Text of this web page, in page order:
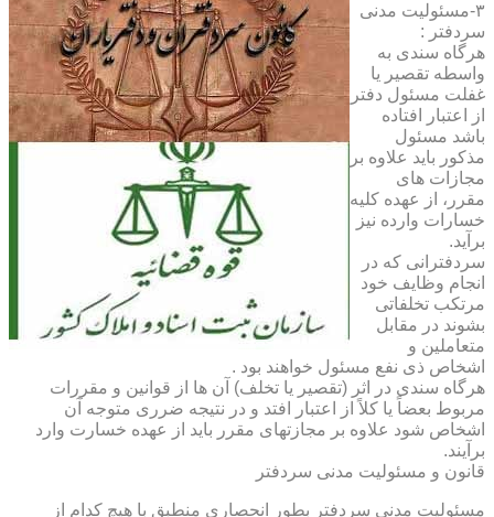
۳-مسئولیت مدنی
سردفتر :
هرگاه سندی به
واسطه تقصیر یا
غفلت مسئول دفتر
از اعتبار افتاده
باشد مسئول
مذکور باید علاوه بر
مجازات های
مقرر، از عهده کلیه
خسارات وارده نیز
برآید.
سردفترانی که در
انجام وظایف خود
مرتکب تخلفاتی
بشوند در مقابل
متعاملین و
اشخاص ذی نفع مسئول خواهند بود .
هرگاه سندی در اثر (تقصیر یا تخلف) آن ها از قوانین و مقررات
مربوط بعضاً یا کلاً از اعتبار افتد و در نتیجه ضرری متوجه آن
اشخاص شود علاوه بر مجازتهای مقرر باید از عهده خسارت وارد
برآیند.
قانون و مسئولیت مدنی سردفتر
مسئولیت مدنی سردفتر بطور انحصاری منطبق با هیچ کدام از